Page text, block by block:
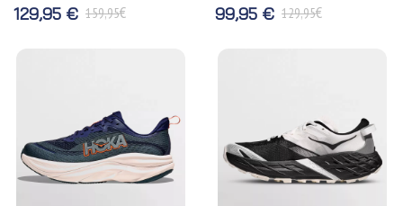
129,95 € 159,95€ 99,95 € 129,95€